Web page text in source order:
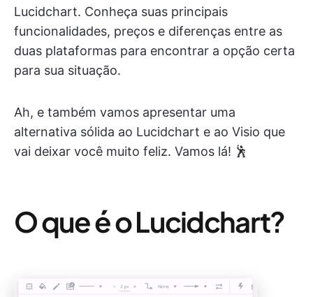
Lucidchart. Conheça suas principais
funcionalidades, preços e diferenças entre as
duas plataformas para encontrar a opção certa
para sua situação.
Ah, e também vamos apresentar uma
alternativa sólida ao Lucidchart e ao Visio que
vai deixar você muito feliz. Vamos lá! 🕺
O que é o Lucidchart?